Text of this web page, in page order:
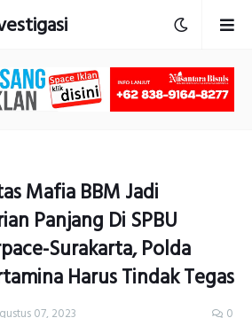
Mafia BBM Jadi
Panjang Di SPBU
Surakarta, Polda
Harus Tindak Tegas
07, 2023 0